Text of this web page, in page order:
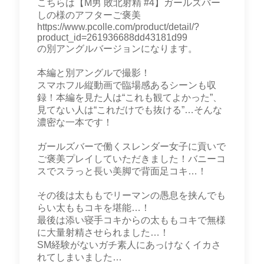
こちらは【M男 敗北射精 #4】ガールズバー
しの様のアフターご褒美
https://www.pcolle.com/product/detail/?
product_id=261936688dd43181d99
の別アングルバージョンになります。
本編と別アングルで撮影！
スマホフル縦動画で臨場感あるシーンも収
録！本編を見た人は“これも観てよかった”、
見てない人は“これだけでも抜ける”…そんな
濃密な一本です！
ガールズバーで働くスレンダー女子に貢いで
ご褒美プレイしていただきました！バニーコ
スでスラっと長い美脚で背面足コキ…！
その後は太ももでリーマンの愚息を挟んでも
らい太ももコキを堪能…！
最後は添い寝手コキからの太ももコキで無様
に大量射精させられました…！
SM経験がないガチ素人にあっけなくイカさ
れてしまいました…